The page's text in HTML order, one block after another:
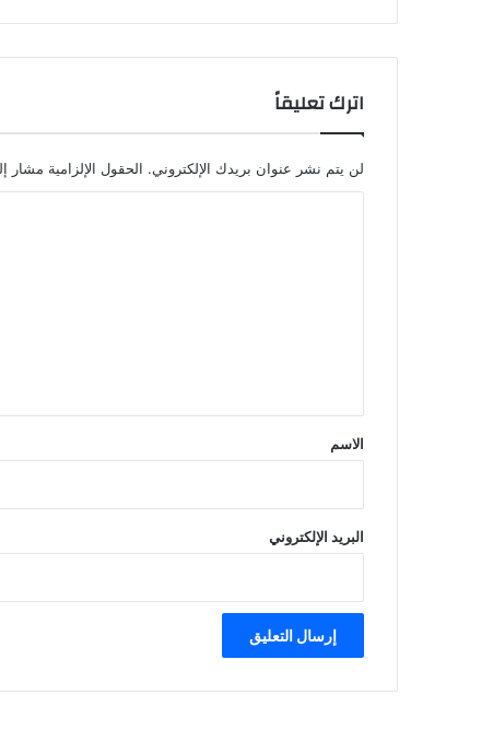
اترك تعليقاً
لن يتم نشر عنوان بريدك الإلكتروني. الحقول الإلزامية مشار
*
الاسم
البريد الإلكتروني